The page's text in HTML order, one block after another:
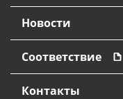
Новости
Соответствие
Контакты